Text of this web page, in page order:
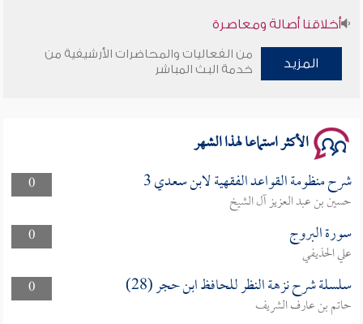
أخلاقنا أصالة ومعاصرة
وأمنهم من خوف 9
المزيد
من الفعاليات والمحاضرات الأرشيفية من
خدمة البث المباشر
الأكثر استماعا لهذا الشهر
0 شرح منظومة القواعد الفقهية لابن سعدي 3
حسين بن عبد العزيز آل الشيخ
0
سورة البروج
علي الحذيفي
0
سلسلة شرح نزهة النظر للحافظ ابن حجر (28)
حاتم بن عارف الشريف